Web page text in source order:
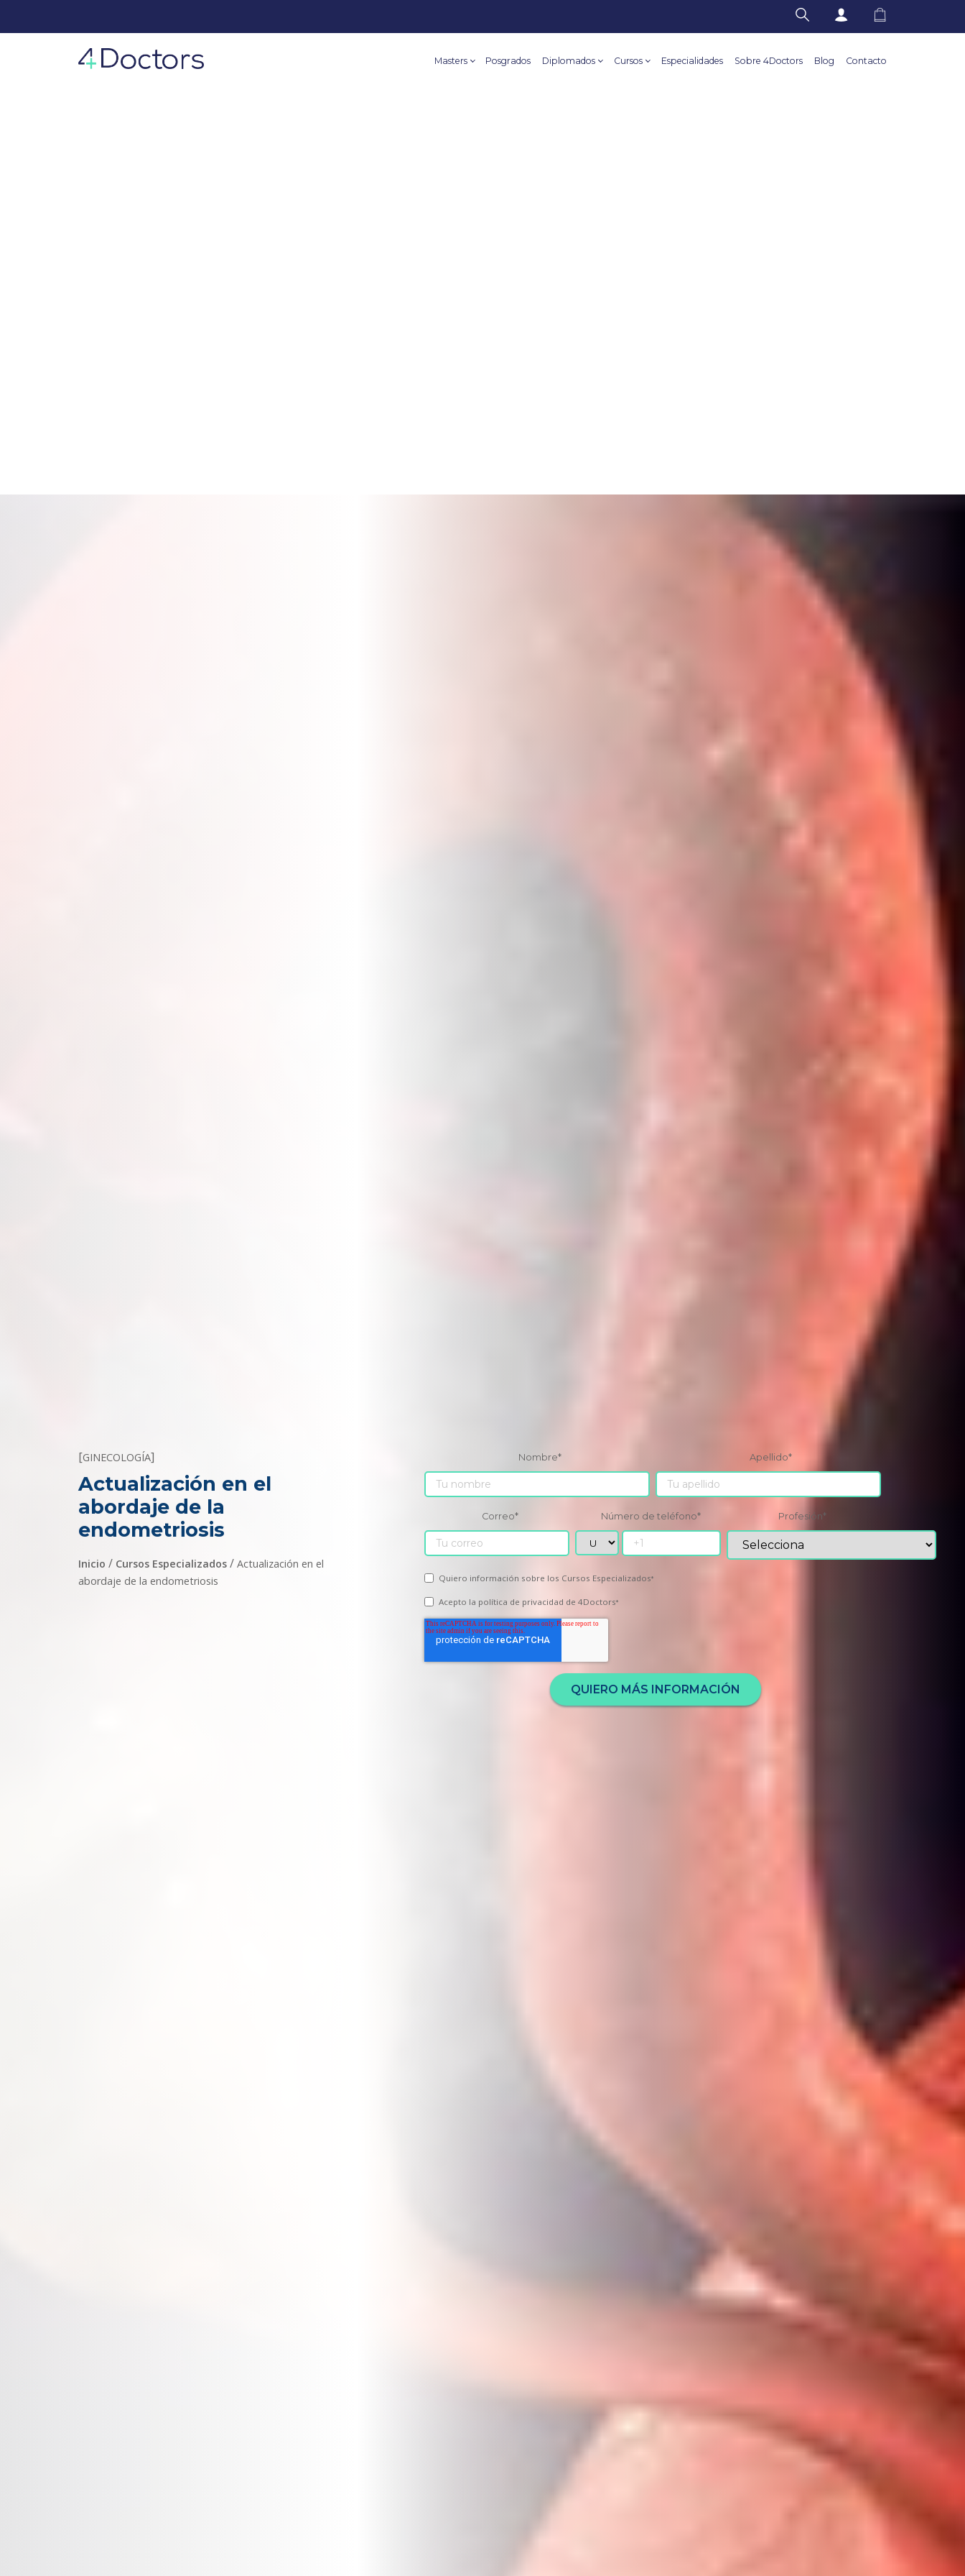
Masters Posgrados Diplomados Cursos Especialidades Sobre 4Doctors Blog Contacto
[GINECOLOGÍA]
Actualización en el
abordaje de la
endometriosis
Inicio / Cursos Especializados /Actualización en el
abordaje de la endometriosis
Nombre* Apellido*
Correo* Número de teléfono* Profesión *
Quiero información sobre los Cursos Especializados*
Acepto la política de privacidad de 4Doctors*